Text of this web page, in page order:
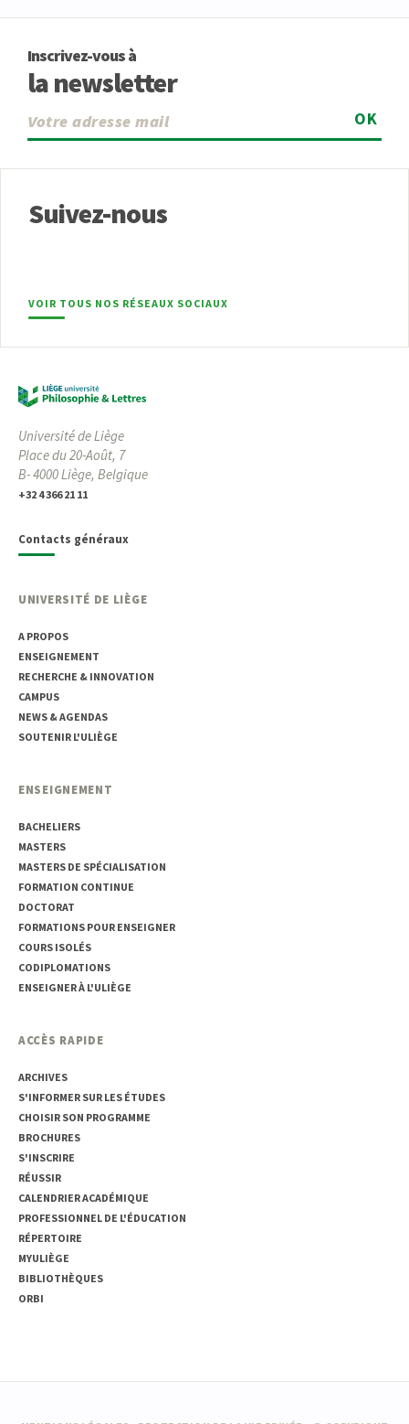
Inscrivez-vous à
la newsletter
OK
Suivez-nous
VOIR TOUS NOS RÉSEAUX SOCIAUX
Université de Liège
Place du 20-Août, 7
B- 4000 Liège, Belgique
+32 4 366 21 11
Contacts généraux
UNIVERSITÉ DE LIÈGE
A PROPOS
ENSEIGNEMENT
RECHERCHE & INNOVATION
CAMPUS
NEWS & AGENDAS
SOUTENIR L'ULIÈGE
ENSEIGNEMENT
BACHELIERS
MASTERS
MASTERS DE SPÉCIALISATION
FORMATION CONTINUE
DOCTORAT
FORMATIONS POUR ENSEIGNER
COURS ISOLÉS
CODIPLOMATIONS
ENSEIGNER À L'ULIÈGE
ACCÈS RAPIDE
ARCHIVES
S'INFORMER SUR LES ÉTUDES
CHOISIR SON PROGRAMME
BROCHURES
S'INSCRIRE
RÉUSSIR
CALENDRIER ACADÉMIQUE
PROFESSIONNEL DE L'ÉDUCATION
RÉPERTOIRE
MYULIÈGE
BIBLIOTHÈQUES
ORBI